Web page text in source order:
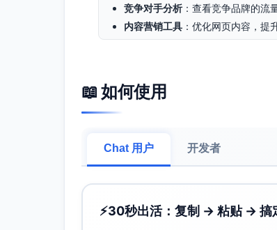
竞争对手分析：查看竞争品牌的流
内容营销工具 ：优化网页内容，提
3.HubSpot Marketing Hub
客户数据收集和管理 ：包含强大的
适用于需要整合多种数字营销渠道的
📖 如何使用
Chat 用户 开发者
⚡30秒出活：复制 → 粘贴 → 搞